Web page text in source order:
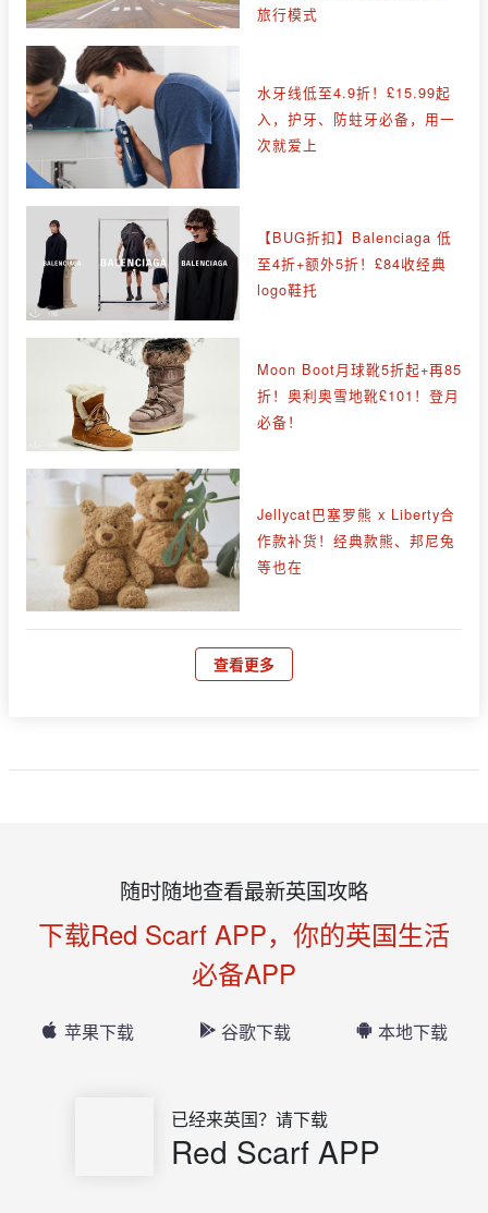
旅行模式
水牙线低至4.9折！£15.99起
入，护牙、防蛀牙必备，用一
次就爱上
【BUG折扣】Balenciaga 低
至4折+额外5折！£84收经典
logo鞋托
Moon Boot月球靴5折起+再85
折！奥利奥雪地靴£101！登月
必备！
Jellycat巴塞罗熊 x Liberty合
作款补货！经典款熊、邦尼兔
等也在
查看更多
随时随地查看最新英国攻略
下载Red Scarf APP，你的英国生活
必备APP
苹果下载 谷歌下载 本地下载
已经来英国？请下载
Red Scarf APP